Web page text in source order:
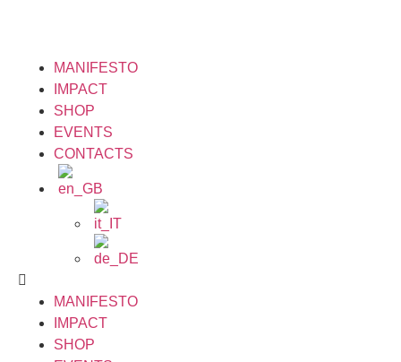
MANIFESTO
IMPACT
SHOP
EVENTS
CONTACTS
MANIFESTO
IMPACT
SHOP